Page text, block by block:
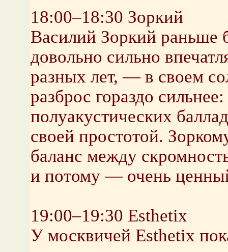
18:00–18:30 Зоркий
Василий Зоркий раньше
довольно сильно
разных лет, — в своем
разброс гораздо
полуакустических
своей простотой.
баланс между
и потому — очень
19:00–19:30 Esthetix
У москвичей Esthetix